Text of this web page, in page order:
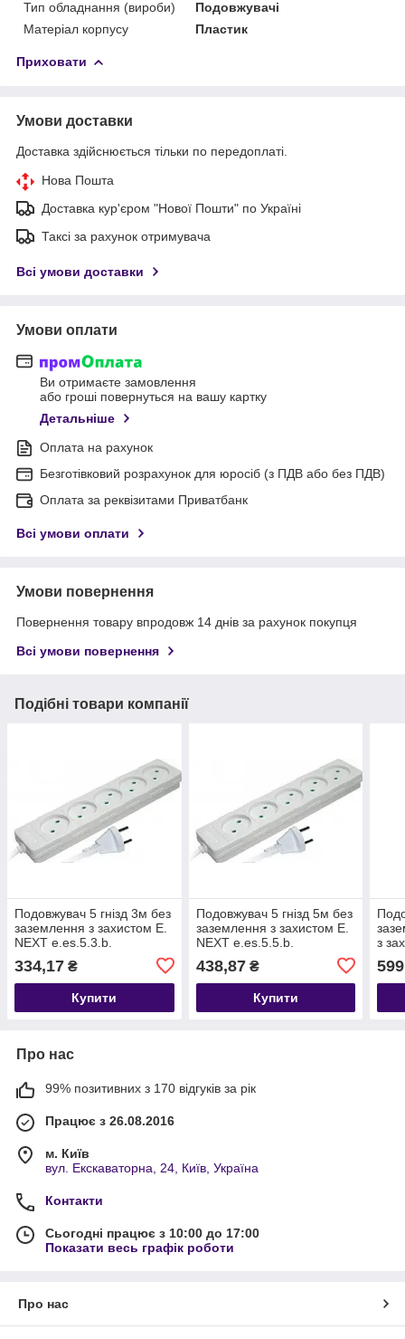
Тип обладнання (вироби)
Подовжувачі
Матеріал корпусу
Пластик
Приховати
Умови доставки
Доставка здійснюється тільки по передоплаті.
Нова Пошта
Доставка кур'єром "Нової Пошти" по Україні
Таксі за рахунок отримувача
Всі умови доставки
Умови оплати
Ви отримаєте замовлення
або гроші повернуться на вашу картку
Детальніше
Оплата на рахунок
Безготівковий розрахунок для юросіб (з ПДВ або без ПДВ)
Оплата за реквізитами Приватбанк
Всі умови оплати
Умови повернення
Повернення товару впродовж 14 днів за рахунок покупця
Всі умови повернення
Подібні товари компанії
Подовжувач 5 гнізд 3м без
заземлення з захистом E.
NEXT e.es.5.3.b.
334,17 ₴
Купити
Подовжувач 5 гнізд 5м без
заземлення з захистом E.
NEXT e.es.5.5.b.
438,87₴
Купити
з
Про нас
99% позитивних з 170 відгуків за рік
Працює з 26.08.2016
м. Київ
вул. Екскаваторна, 24, Київ, Україна
Контакти
Сьогодні працює з 10:00 до 17:00
Показати весь графік роботи
Про нас